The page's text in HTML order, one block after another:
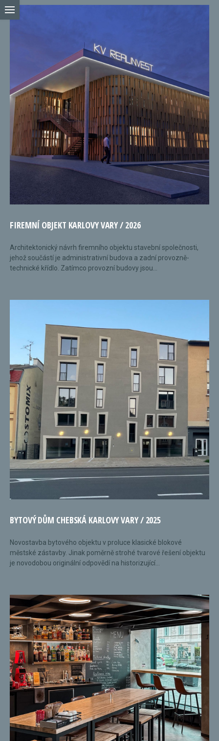
FIREMNÍ OBJEKT KARLOVY VARY / 2026
Architektonický návrh firemního objektu stavební společnosti,
jehož součástí je administrativní budova a zadní provozně-
technické křídlo. Zatímco provozní budovy jsou...
BYTOVÝ DŮM CHEBSKÁ KARLOVY VARY / 2025
Novostavba bytového objektu v proluce klasické blokové
městské zástavby. Jinak poměrně strohé tvarové řešení objektu
je novodobou originální odpovědí na historizující...